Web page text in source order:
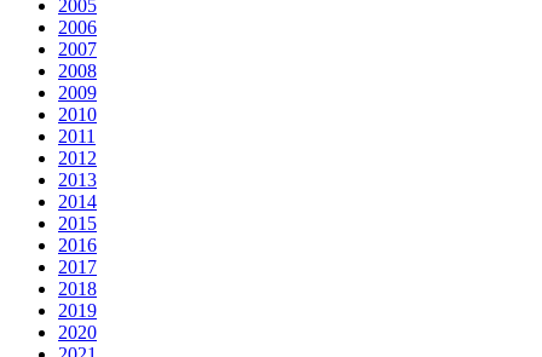
2005
2006
2007
2008
2009
2010
2011
2012
2013
2014
2015
2016
2017
2018
2019
2020